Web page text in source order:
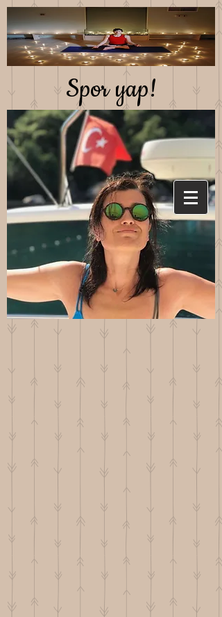
Spor yap!
Saglıklı beslen!
Mutlu kal